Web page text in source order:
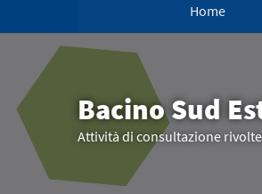
Home
Bacino Sud
Attività di consultazione